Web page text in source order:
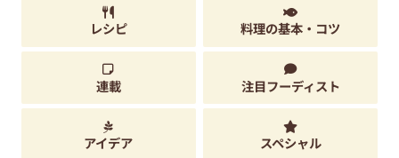
レシピ 料理の基本・コツ
連載 注目フーディスト
アイデア スペシャル